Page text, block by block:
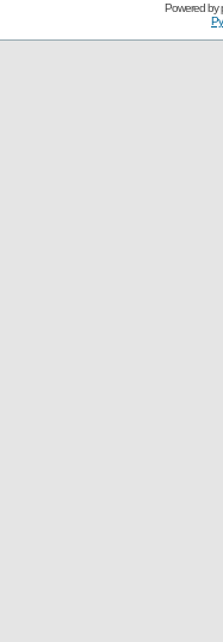
Powered by